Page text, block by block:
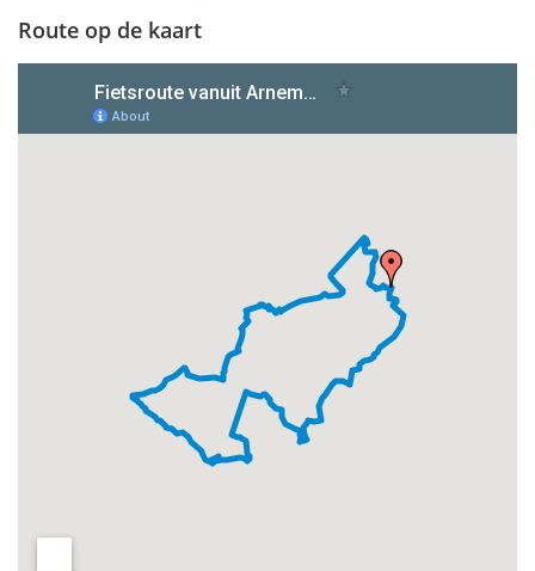
Route op de kaart